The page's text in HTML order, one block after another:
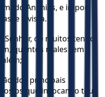
Ananias, e impor-
a vista.
Senhor, de muitos tenho
quantos males tem
dos principais
os que invocam o teu